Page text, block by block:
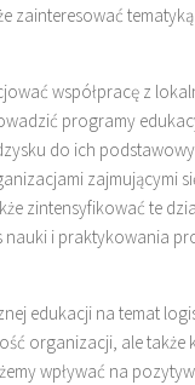
zainteresować
współpracę z
programy
do ich
zajmującymi
zintensyfikować te
nauki i praktykowania
edukacji na temat
organizacji, ale także
wpływać na